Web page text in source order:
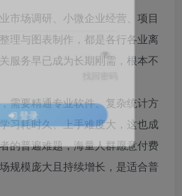
市场调研、小微企业经营、项目
理与图表制作，都是各行各业离
服务早已成为长期刚需，根本不
需要精通专业软件、复杂统计方
习耗时久、上手难度大，这也成
的普遍难题，海量人群愿意付费
规模庞大且持续增长，是适合普
登录